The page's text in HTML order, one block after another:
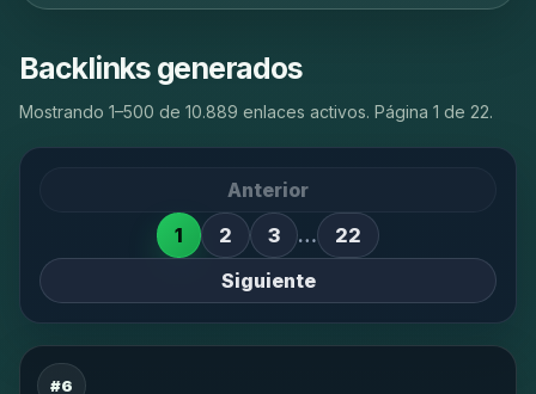
Backlinks generados
Mostrando 1–500 de 10.889 enlaces activos. Página 1 de 22.
Anterior
1
2 3 …
22
Siguiente
#6